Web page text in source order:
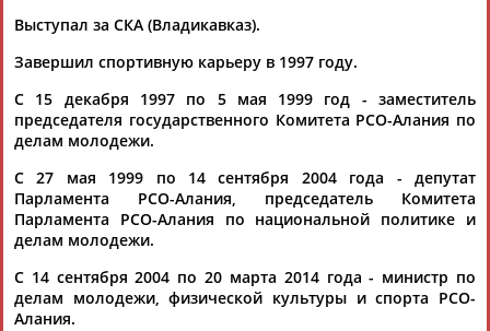
Каримжан
АБДРАХМАНОВ
Аделя
АБДРАХМАНОВА
Андрей
Герман
Рамазан
АБДУЛАЕВ
Тагир
АБДУЛАЕВ
АБДУЛАЗИЗОВАБДУЛБЕКОВ
Выступал за СКА (Владикавказ).
Завершил спортивную карьеру в 1997 году.
С 15 декабря 1997 по 5 мая 1999 год - заместитель
председателя государственного Комитета РСО-Алания по
делам молодежи.
С 27 мая 1999 по 14 сентября 2004 года - депутат
Парламента РСО-Алания, председатель Комитета
Парламента РСО-Алания по национальной политике и
делам молодежи.
С 14 сентября 2004 по 20 марта 2014 года - министр по
делам молодежи, физической культуры и спорта РСО-
Алания.